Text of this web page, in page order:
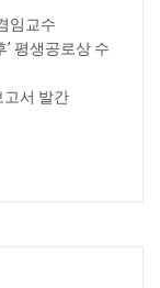
임교수
평생공로상 수
고서 발간